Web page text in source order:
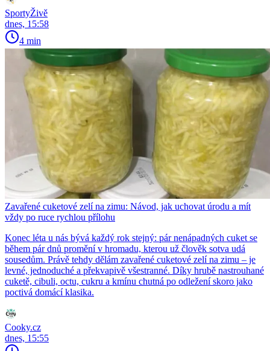
SportyŽivě
dnes, 15:58
4 min
Zavařené cuketové zelí na zimu: Návod, jak uchovat úrodu a mít
vždy po ruce rychlou přílohu
Konec léta u nás bývá každý rok stejný: pár nenápadných cuket se
během pár dnů promění v hromadu, kterou už člověk sotva udá
sousedům. Právě tehdy dělám zavařené cuketové zelí na zimu – je
levné, jednoduché a překvapivě všestranné. Díky hrubě nastrouhané
cuketě, cibuli, octu, cukru a kmínu chutná po odležení skoro jako
poctivá domácí klasika.
Cooky.cz
dnes, 15:55